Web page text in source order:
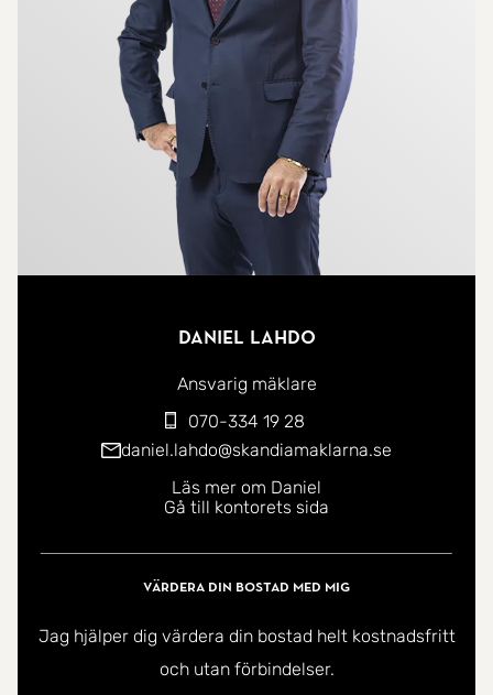
behov enkelt kan göras om till ett extra sovrum.
Vidare in i bostaden finns det första helkaklade
duschrummet med wc, tvättställ och dusch. Köket
är funktionellt med god maskinell utrustning, bra
arbetsytor och plats för matbord. I anslutning till
köket finns en praktiskt placerad tvättavdelning.
På övervåningen möts ni av ett rymligt allrum med
utgång till en balkong under tak, en perfekt plats
Bostaden erbjuder uteplatser i båda väderstreck.
På baksidan finns en trivsam utemiljö med
stenlagd uteplats samt ett praktiskt förråd. På
framsidan finns en mysig och insynsskyddad
uteplats, perfekt för morgonkaffet eller kvällens
lugna stund.
pendeltåg, centrum, skolor, idrottsanläggningar
och natursköna motionsslingor, ett boende som
Daniel Lahdo
Ansvarig mäklare
070-334 19 28
daniel.lahdo@skandiamaklarna.se
Läs mer om Daniel
Gå till kontorets sida
Värdera din bostad med mig
Jag hjälper dig värdera din bostad helt kostnadsfritt
och utan förbindelser.